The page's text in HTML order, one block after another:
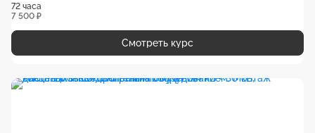
72 часа
7 500 ₽
Смотреть курс